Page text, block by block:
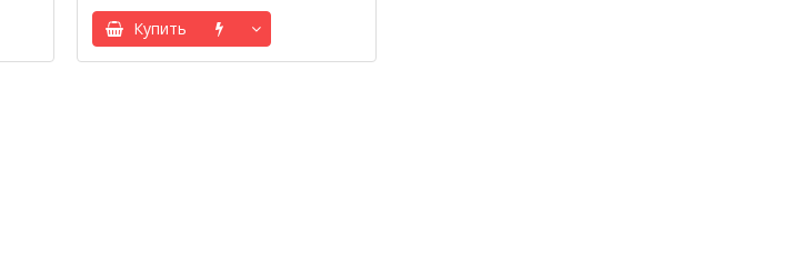
Купить